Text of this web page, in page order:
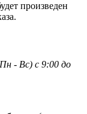
произведен
Пн - Вс) с 9:00 до